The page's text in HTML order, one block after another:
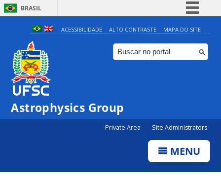
BRASIL
Simplifique!
Comunica BR
Participe
ACESSIBILIDADE ALTO CONTRASTE MAPA DO SITE
Astrophysics Group
Private Area Site Administrators
MENU